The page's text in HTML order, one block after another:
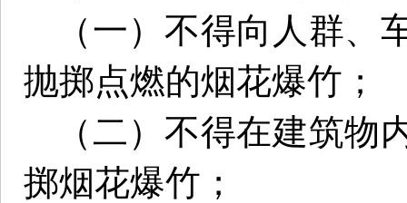
（一）不得向人群
抛掷点燃的烟花爆竹；
（二）不得在建筑
掷烟花爆竹；